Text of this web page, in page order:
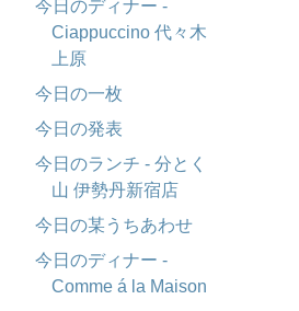
今日のディナー -
Ciappuccino 代々木
上原
今日の一枚
今日の発表
今日のランチ - 分とく
山 伊勢丹新宿店
今日の某うちあわせ
今日のディナー -
Comme á la Maison